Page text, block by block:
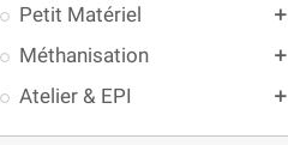
Petit Matériel add
Méthanisation add
Atelier & EPI add